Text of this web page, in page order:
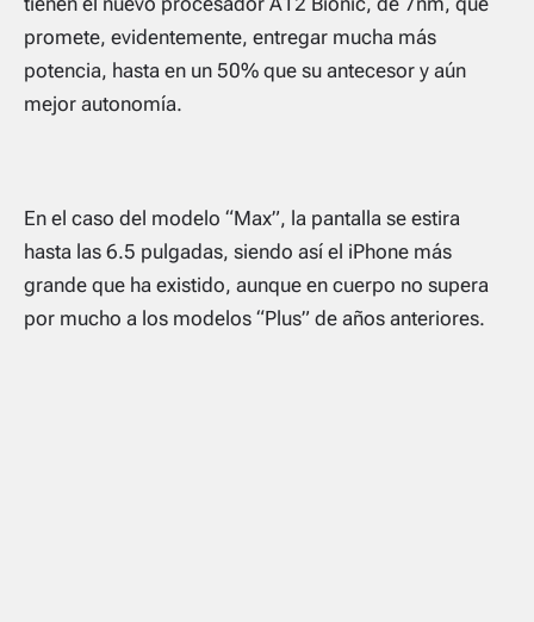
promete, evidentemente, entregar mucha más
potencia, hasta en un 50% que su antecesor y aún
mejor autonomía.
En el caso del modelo “Max”, la pantalla se estira
hasta las 6.5 pulgadas, siendo así el iPhone más
grande que ha existido, aunque en cuerpo no supera
por mucho a los modelos “Plus” de años anteriores.